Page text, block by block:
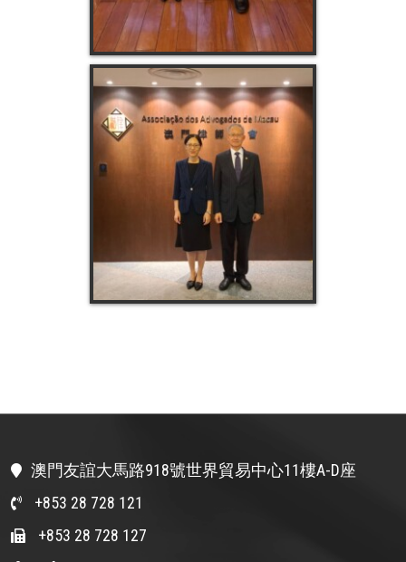
澳門友誼大馬路918號世界貿易中心11樓A-D座
+853 28 728 121
+853 28 728 127